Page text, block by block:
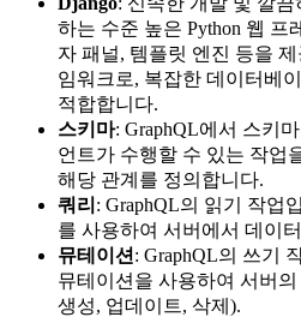
하는 수준 높은 Python 웹 프
자 패널, 템플릿 엔진 등을
임워크로, 복잡한 데이터베
적합합니다.
스키마: GraphQL에서 스키
언트가 수행할 수 있는 작업
해당 관계를 정의합니다.
쿼리 : GraphQL의 읽기 작업
를 사용하여 서버에서 데이
뮤테이션 : GraphQL의 쓰기
뮤테이션을 사용하여 서버
생성, 업데이트, 삭제).